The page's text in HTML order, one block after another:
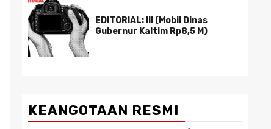
EDITORIAL: III (Mobil Dinas
Gubernur Kaltim Rp8,5 M)
KEANGOTAAN RESMI